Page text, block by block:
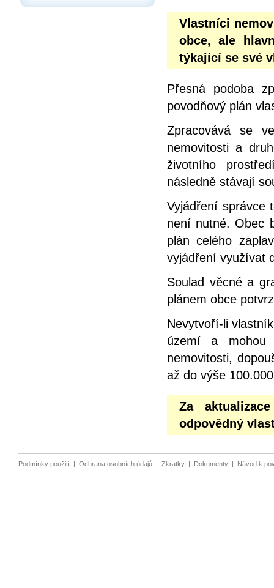
Vlastníci
obce, ale
týkající se své
Přesná podoba
povodňový plán
Zpracovává se
nemovitosti a
životního
následně stávají
Vyjádření správce
není nutné. Obec
plán celého
vyjádření využívat
Soulad věcné a
plánem obce
Nevytvoří-li
území a mohou
nemovitosti,
až do výše
Za
odpovědný
Podmínky použití Ochrana osobních údajů Zkratky Dokumenty Návod k